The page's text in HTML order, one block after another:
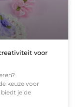
voor
keuze voor
je de